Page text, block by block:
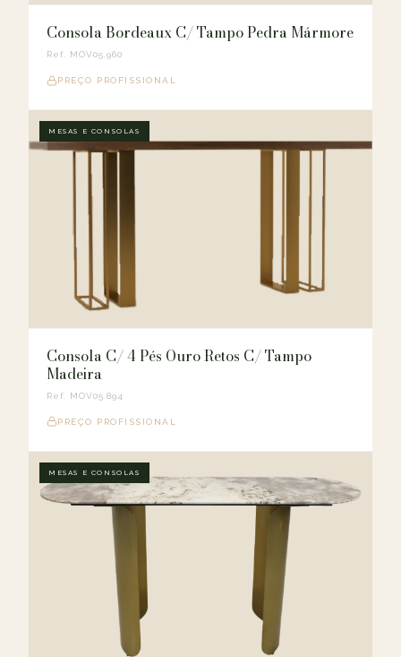
Consola Bordeaux C/ Tampo Pedra Mármore
Ref. MOV05.960
PREÇO PROFISSIONAL
MESAS E CONSOLAS
Consola C/ 4 Pés Ouro Retos C/ Tampo
Madeira
Ref. MOV05.894
PREÇO PROFISSIONAL
MESAS E CONSOLAS